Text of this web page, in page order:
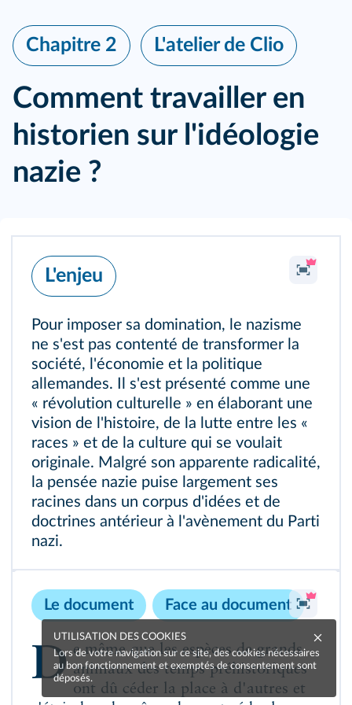
Chapitre 2 L'atelier de Clio
Comment travailler en
historien sur l'idéologie
nazie ?
L'enjeu
Pour imposer sa domination, le nazisme
ne s'est pas contenté de transformer la
société, l'économie et la politique
allemandes. Il s'est présenté comme une
« révolution culturelle » en élaborant une
vision de l'histoire, de la lutte entre les «
races » et de la culture qui se voulait
originale. Malgré son apparente radicalité,
la pensée nazie puise largement ses
racines dans un corpus d'idées et de
doctrines antérieur à l'avènement du Parti
nazi.
Le document Face au document
De même que les espèces de grands animaux des temps préhistoriques
ont dû céder la place à d'autres et
UTILISATION DES COOKIES
Lors de votre navigation sur ce site, des cookies nécessaires
au bon fonctionnement et exemptés de consentement sont
déposés.